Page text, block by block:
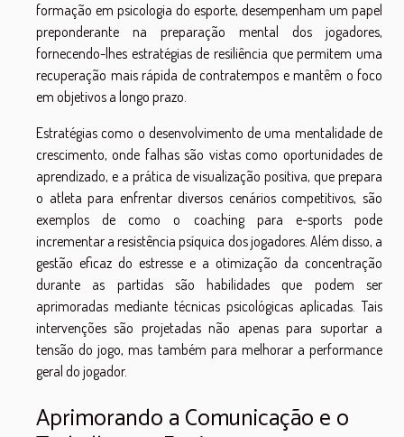
formação em psicologia do esporte, desempenham um papel
preponderante na preparação mental dos jogadores,
fornecendo-lhes estratégias de resiliência que permitem uma
recuperação mais rápida de contratempos e mantêm o foco
em objetivos a longo prazo.
Estratégias como o desenvolvimento de uma mentalidade de
crescimento, onde falhas são vistas como oportunidades de
aprendizado, e a prática de visualização positiva, que prepara
o atleta para enfrentar diversos cenários competitivos, são
exemplos de como o coaching para e-sports pode
incrementar a resistência psíquica dos jogadores. Além disso, a
gestão eficaz do estresse e a otimização da concentração
durante as partidas são habilidades que podem ser
aprimoradas mediante técnicas psicológicas aplicadas. Tais
intervenções são projetadas não apenas para suportar a
tensão do jogo, mas também para melhorar a performance
geral do jogador.
Aprimorando a Comunicação e o